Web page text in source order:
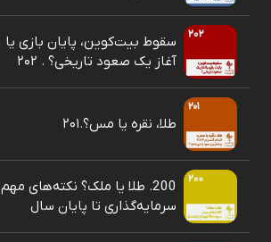
سقوط بیت‌کوین، پایان بازی یا
آغاز یک صعود تاریخی؟ . ۲۰۲
طلا، نقره یا مس؟.۲۰۱
200. طلا یا ملک؟ نکته‌های مهم
سرمایه‌گذاری تا پایان سال